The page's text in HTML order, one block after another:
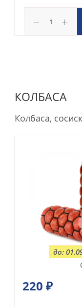
КОЛБАСА
Колбаса,
220 ₽
до: